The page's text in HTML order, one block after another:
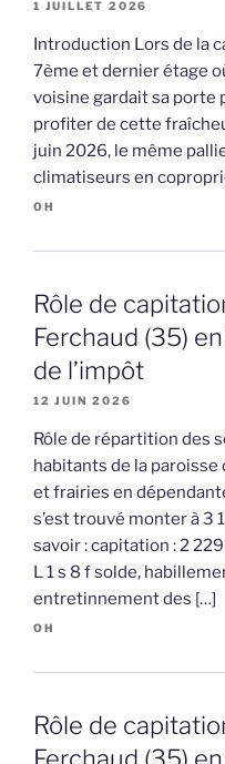
1 JUILLET 2026
Introduction Lors de la
7ème et dernier étage
voisine gardait sa
profiter de cette
juin 2026, le même
climatiseurs en
OH
Rôle de
Ferchaud (35)
de l’impôt
12 JUIN 2026
Rôle de répartition des
habitants de la
et frairies en
s’est trouvé monter à 3
savoir : capitation : 2
L 1 s 8 f solde,
entretinnement des […]
OH
Rôle de